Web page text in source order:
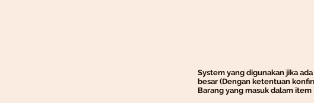
System yang digunakan jika
besar (Dengan ketentuan
Barang yang masuk dalam item